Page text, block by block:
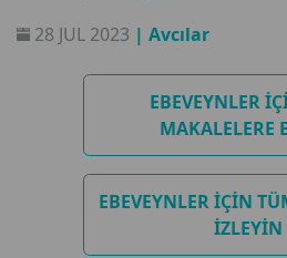
paylaşarak ve oyun oynayarak
yapılan bir yorum veya bir oyun
herkesin çocuğunuzla iletişim
kolaylaştırırlar.
28 JUL 2023 | Avcılar
EBEVEYNLER
MAKALELERE
EBEVEYNLER IÇIN
IZLEYIN